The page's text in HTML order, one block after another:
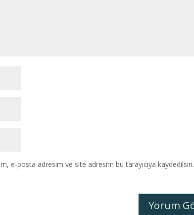
e-posta adresim ve site adresim bu tarayıcıya kaydedilsin.